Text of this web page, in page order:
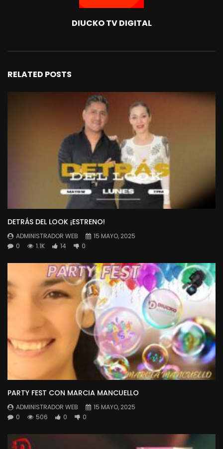
DIUCKO TV DIGITAL
RELATED POSTS
DETRÁS DEL LOOK ¡ESTRENO!
ADMINISTRADOR WEB
15 MAYO, 2025
0
1.1K 14 0
PARTY FEST CON MARCIA MANCUELLO
ADMINISTRADOR WEB
15 MAYO, 2025
0
506 0 0